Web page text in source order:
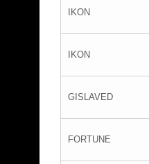
IKON
IKON
GISLAVED
FORTUNE